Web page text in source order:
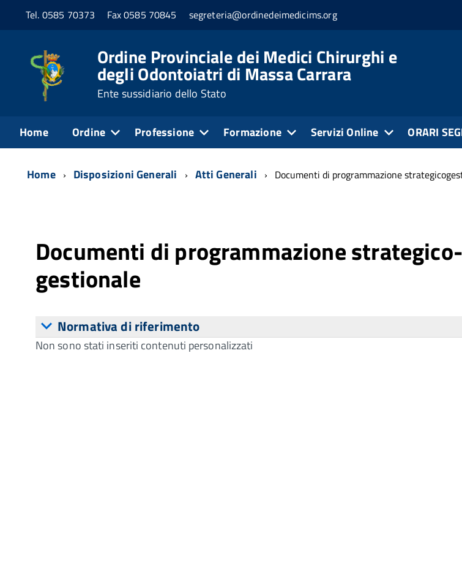
Tel. 0585 70373 Fax 0585 70845 segreteria@ordinedeimedicims.org
Ordine Provinciale dei Medici Chirurghi e
degli Odontoiatri di Massa Carrara
Ente sussidiario dello Stato
Home Ordine Professione Formazione Servizi Online ORARI
Home Disposizioni Generali Atti Generali Documenti di programmazione
Documenti di programmazione strategico-
gestionale
Normativa di riferimento
Non sono stati inseriti contenuti personalizzati